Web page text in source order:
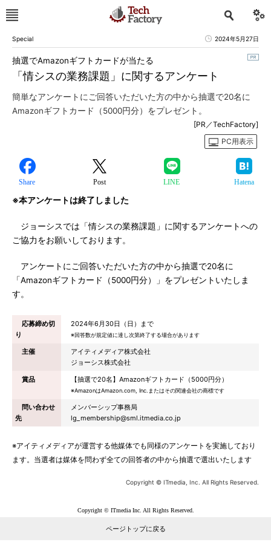
Special 2024年5月27日
「情シスの業務課題」に関するアンケート
抽選でAmazonギフトカードが当たる
簡単なアンケートにご回答いただいた方の中から抽選で20名に
Amazonギフトカード（5000円分）をプレゼント。
[PR／TechFactory]
PC用表示
Share Post LINE Hatena
※本アンケートは終了しました
ジョーシスでは「情シスの業務課題」に関するアンケートへの
ご協力をお願いしております。
アンケートにご回答いただいた方の中から抽選で20名に
「Amazonギフトカード（5000円分）」をプレゼントいたしま
す。
応募締め切
り
2024年6月30日（日）まで
※回答数が規定値に達し次第終了する場合があります
主催
アイティメディア株式会社
ジョーシス株式会社
賞品
【抽選で20名】Amazonギフトカード（5000円分）
※AmazonはAmazon.com, Inc.またはその関連会社の商標です
問い合わせ
先
メンバーシップ事務局
lg_membership@sml.itmedia.co.jp
※アイティメディアが運営する他媒体でも同様のアンケートを実施しており
ます。当選者は媒体を問わず全ての回答者の中から抽選で選出いたします
Copyright © ITmedia, Inc. All Rights Reserved.
Copyright © ITmedia Inc. All Rights Reserved.
ページトップに戻る